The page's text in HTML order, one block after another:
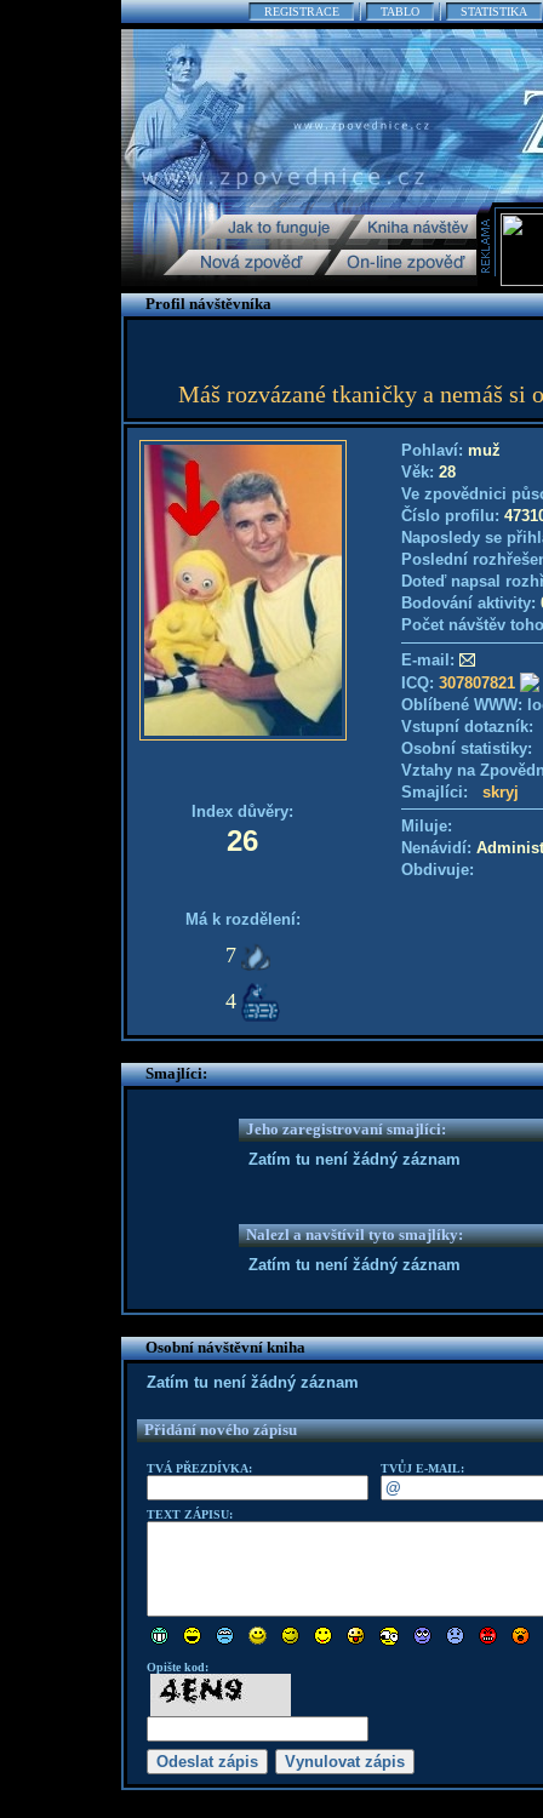
REGISTRACE TABLO STATISTIKA
Profil návštěvníka
Máš rozvázané tkaničky a nemáš si
Index důvěry:
26
Má k rozdělení:
7
4
Pohlaví: muž
Věk: 28
Ve zpovědnici
Číslo profilu:
Naposledy se
Poslední
Doteď napsal
Bodování aktivity:
Počet návštěv
E-mail:
ICQ: 307807821
Oblíbené WWW:
Vstupní
Osobní
Vztahy na
Smajlíci: skryj
Miluje:
Nenávidí:
Obdivuje:
Smajlíci:
Jeho zaregistrovaní smajlíci:
Zatím tu není žádný záznam
Nalezl a navštívil tyto smajlíky:
Zatím tu není žádný záznam
Osobní návštěvní kniha
Zatím tu není žádný záznam
Přidání nového zápisu
TVÁ PŘEZDÍVKA: TVŮJ E-MAIL:
TEXT ZÁPISU:
Opište kod: